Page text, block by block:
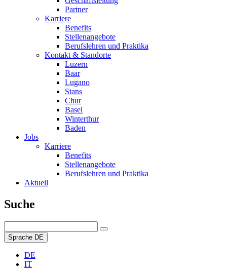
Partner
Karriere
Benefits
Stellenangebote
Berufslehren und Praktika
Kontakt & Standorte
Luzern
Baar
Lugano
Stans
Chur
Basel
Winterthur
Baden
Jobs
Karriere
Benefits
Stellenangebote
Berufslehren und Praktika
Aktuell
Suche
Sprache DE
DE
IT